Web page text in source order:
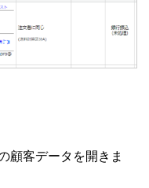
顧客データを開きま